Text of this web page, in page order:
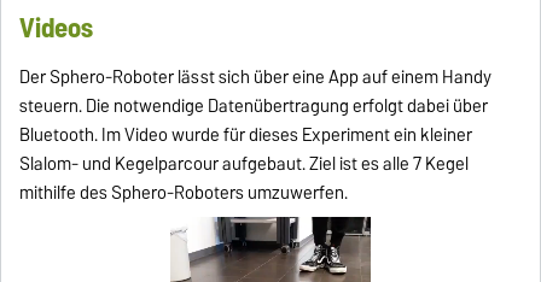
Videos
Der Sphero-Roboter lässt sich über eine App auf einem Handy
steuern. Die notwendige Datenübertragung erfolgt dabei über
Bluetooth. Im Video wurde für dieses Experiment ein kleiner
Slalom- und Kegelparcour aufgebaut. Ziel ist es alle 7 Kegel
mithilfe des Sphero-Roboters umzuwerfen.